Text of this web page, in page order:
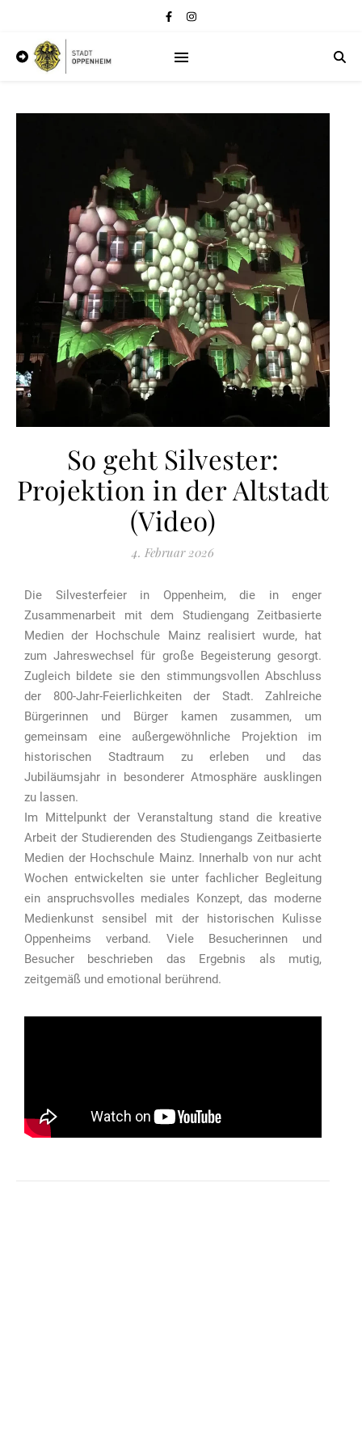
So geht Silvester:
Projektion in der Altstadt
(Video)
4. Februar 2026
Die Silvesterfeier in Oppenheim, die in enger
Zusammenarbeit mit dem Studiengang Zeitbasierte
Medien der Hochschule Mainz realisiert wurde, hat
zum Jahreswechsel für große Begeisterung gesorgt.
Zugleich bildete sie den stimmungsvollen Abschluss
der 800-Jahr-Feierlichkeiten der Stadt. Zahlreiche
Bürgerinnen und Bürger kamen zusammen, um
gemeinsam eine außergewöhnliche Projektion im
historischen Stadtraum zu erleben und das
Jubiläumsjahr in besonderer Atmosphäre ausklingen
zu lassen.
Im Mittelpunkt der Veranstaltung stand die kreative
Arbeit der Studierenden des Studiengangs Zeitbasierte
Medien der Hochschule Mainz. Innerhalb von nur acht
Wochen entwickelten sie unter fachlicher Begleitung
ein anspruchsvolles mediales Konzept, das moderne
Medienkunst sensibel mit der historischen Kulisse
Oppenheims verband. Viele Besucherinnen und
Besucher beschrieben das Ergebnis als mutig,
zeitgemäß und emotional berührend.